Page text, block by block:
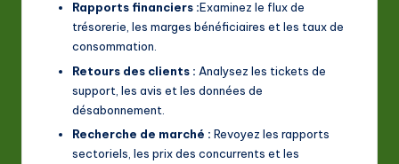
Rapports financiers :Examinez le flux de
trésorerie, les marges bénéficiaires et les taux de
consommation.
Retours des clients : Analysez les tickets de
support, les avis et les données de
désabonnement.
Recherche de marché : Revoyez les rapports
sectoriels, les prix des concurrents et les